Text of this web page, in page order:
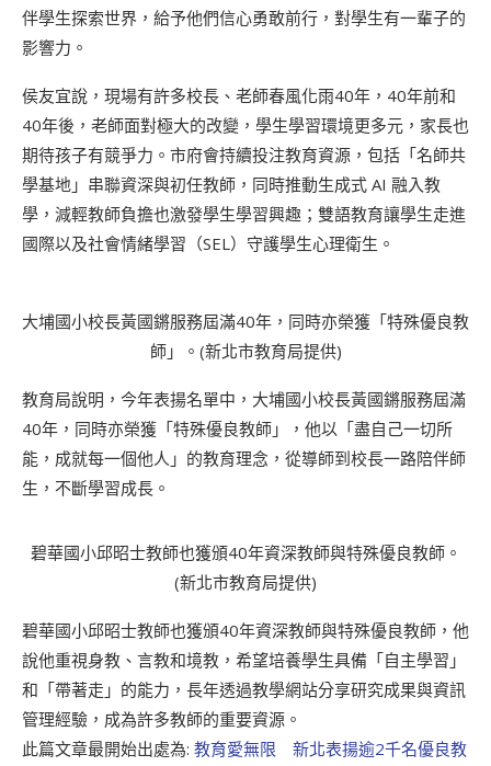
伴學生探索世界，給予他們信心勇敢前行，對學生有一輩子的
影響力。
侯友宜說，現場有許多校長、老師春風化雨40年，40年前和
40年後，老師面對極大的改變，學生學習環境更多元，家長也
期待孩子有競爭力。市府會持續投注教育資源，包括「名師共
學基地」串聯資深與初任教師，同時推動生成式 AI 融入教
學，減輕教師負擔也激發學生學習興趣；雙語教育讓學生走進
國際以及社會情緒學習（SEL）守護學生心理衛生。
大埔國小校長黃國鏘服務屆滿40年，同時亦榮獲「特殊優良教
師」。(新北市教育局提供)
教育局說明，今年表揚名單中，大埔國小校長黃國鏘服務屆滿
40年，同時亦榮獲「特殊優良教師」，他以「盡自己一切所
能，成就每一個他人」的教育理念，從導師到校長一路陪伴師
生，不斷學習成長。
碧華國小邱昭士教師也獲頒40年資深教師與特殊優良教師。
(新北市教育局提供)
碧華國小邱昭士教師也獲頒40年資深教師與特殊優良教師，他
說他重視身教、言教和境教，希望培養學生具備「自主學習」
和「帶著走」的能力，長年透過教學網站分享研究成果與資訊
管理經驗，成為許多教師的重要資源。
此篇文章最開始出處為: 教育愛無限 新北表揚逾2千名優良教